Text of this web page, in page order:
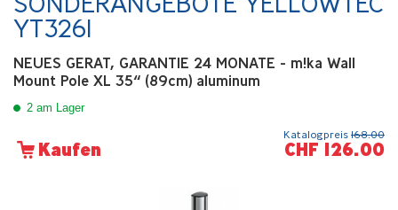
YT3261
NEUES GERAT, GARANTIE 24 MONATE - m!ka Wall
Mount Pole XL 35“ (89cm) aluminum
2 am Lager
Kaufen
Katalogpreis 168.00
CHF 126.00